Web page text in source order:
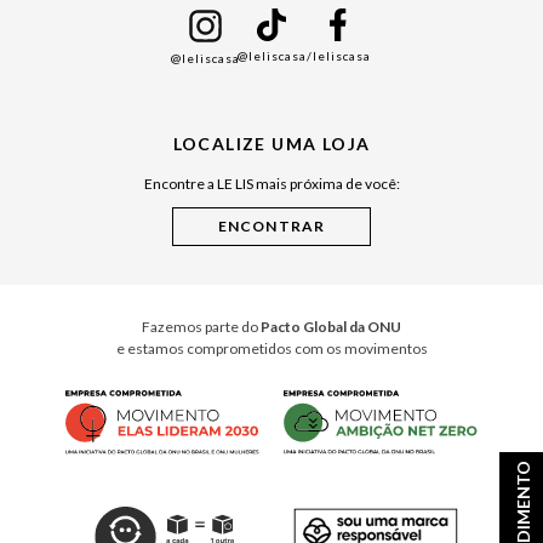
Cuidados Casa
@leliscasa@leliscasa/leliscasa
LOCALIZE UMA LOJA
Encontre a LE LIS mais próxima de você:
Fazemos parte do Pacto Global da ONU
e estamos comprometidos com os movimentos